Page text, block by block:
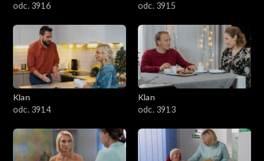
odc. 3916
odc. 3915
Klan
odc. 3914
Klan
odc. 3913